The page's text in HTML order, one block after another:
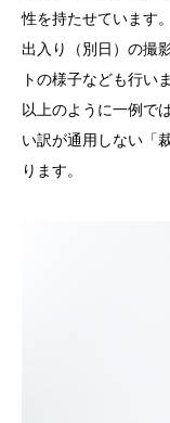
性を持たせています
出入り（別日）の撮
トの様子なども行いま
以上のように一例で
い訳が通用しない「
ります。